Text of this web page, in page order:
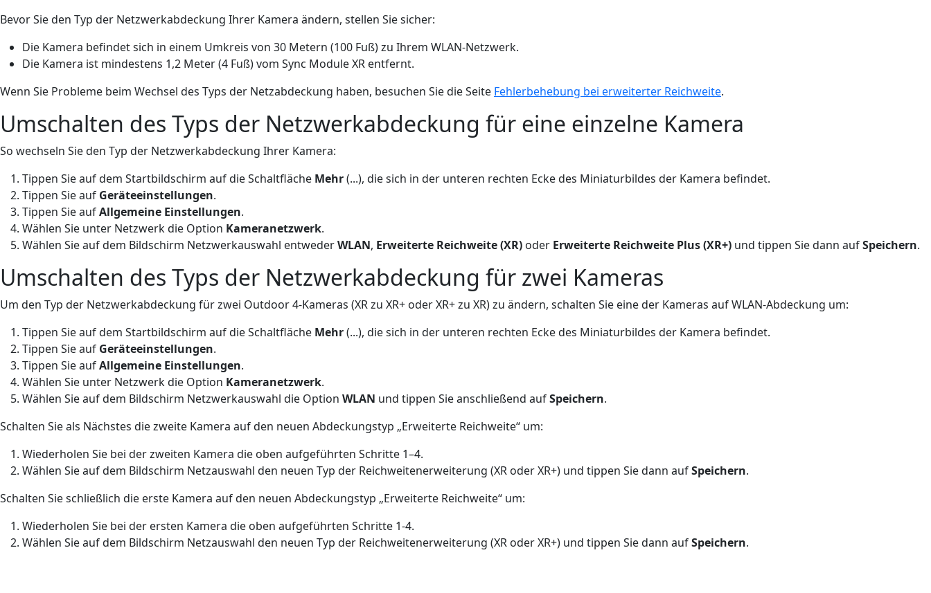
Bevor Sie den Typ der Netzwerkabdeckung Ihrer Kamera ändern, stellen Sie sicher:
Die Kamera befindet sich in einem Umkreis von 30 Metern (100 Fuß) zu Ihrem WLAN-Netzwerk.
Die Kamera ist mindestens 1,2 Meter (4 Fuß) vom Sync Module XR entfernt.
Wenn Sie Probleme beim Wechsel des Typs der Netzabdeckung haben, besuchen Sie die Seite Fehlerbehebung bei erweiterter Reichweite.
Umschalten des Typs der Netzwerkabdeckung für eine einzelne Kamera
So wechseln Sie den Typ der Netzwerkabdeckung Ihrer Kamera:
Tippen Sie auf dem Startbildschirm auf die Schaltfläche Mehr(...), die sich in der unteren rechten Ecke des Miniaturbildes der Kamera befindet.
Tippen Sie auf Geräteeinstellungen.
Tippen Sie aufAllgemeine Einstellungen.
Wählen Sie unter Netzwerk die Option Kameranetzwerk.
Wählen Sie auf dem Bildschirm Netzwerkauswahl entwederWLAN, Erweiterte Reichweite (XR) oder Erweiterte Reichweite Plus (XR+) und tippen Sie dann aufSpeichern.
Umschalten des Typs der Netzwerkabdeckung für zwei Kameras
Um den Typ der Netzwerkabdeckung für zwei Outdoor 4-Kameras (XR zu XR+ oder XR+ zu XR) zu ändern, schalten Sie eine der Kameras auf WLAN-Abdeckung um:
Tippen Sie auf dem Startbildschirm auf die Schaltfläche Mehr(...), die sich in der unteren rechten Ecke des Miniaturbildes der Kamera befindet.
Tippen Sie auf Geräteeinstellungen.
Tippen Sie aufAllgemeine Einstellungen.
Wählen Sie unter Netzwerk die Option Kameranetzwerk.
Wählen Sie auf dem Bildschirm Netzwerkauswahl die Option WLAN und tippen Sie anschließend aufSpeichern.
Schalten Sie als Nächstes die zweite Kamera auf den neuen Abdeckungstyp „Erweiterte Reichweite“ um:
Wiederholen Sie bei der zweiten Kamera die oben aufgeführten Schritte 1–4.
Wählen Sie auf dem Bildschirm Netzauswahl den neuen Typ der Reichweitenerweiterung (XR oder XR+) und tippen Sie dann aufSpeichern.
Schalten Sie schließlich die erste Kamera auf den neuen Abdeckungstyp „Erweiterte Reichweite“ um:
Wiederholen Sie bei der ersten Kamera die oben aufgeführten Schritte 1-4.
Wählen Sie auf dem Bildschirm Netzauswahl den neuen Typ der Reichweitenerweiterung (XR oder XR+) und tippen Sie dann aufSpeichern.